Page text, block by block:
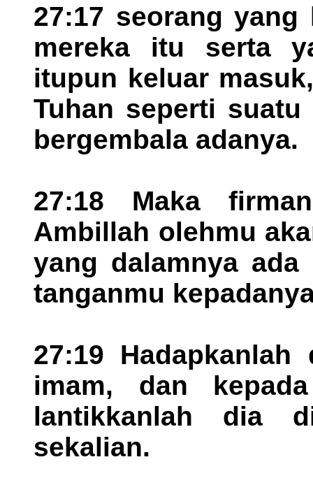
27:17 seorang
mereka itu serta
itupun keluar
Tuhan seperti
bergembala adanya.
27:18 Maka
Ambillah olehmu
yang dalamnya
tanganmu
27:19
imam, dan
lantikkanlah dia
sekalian.